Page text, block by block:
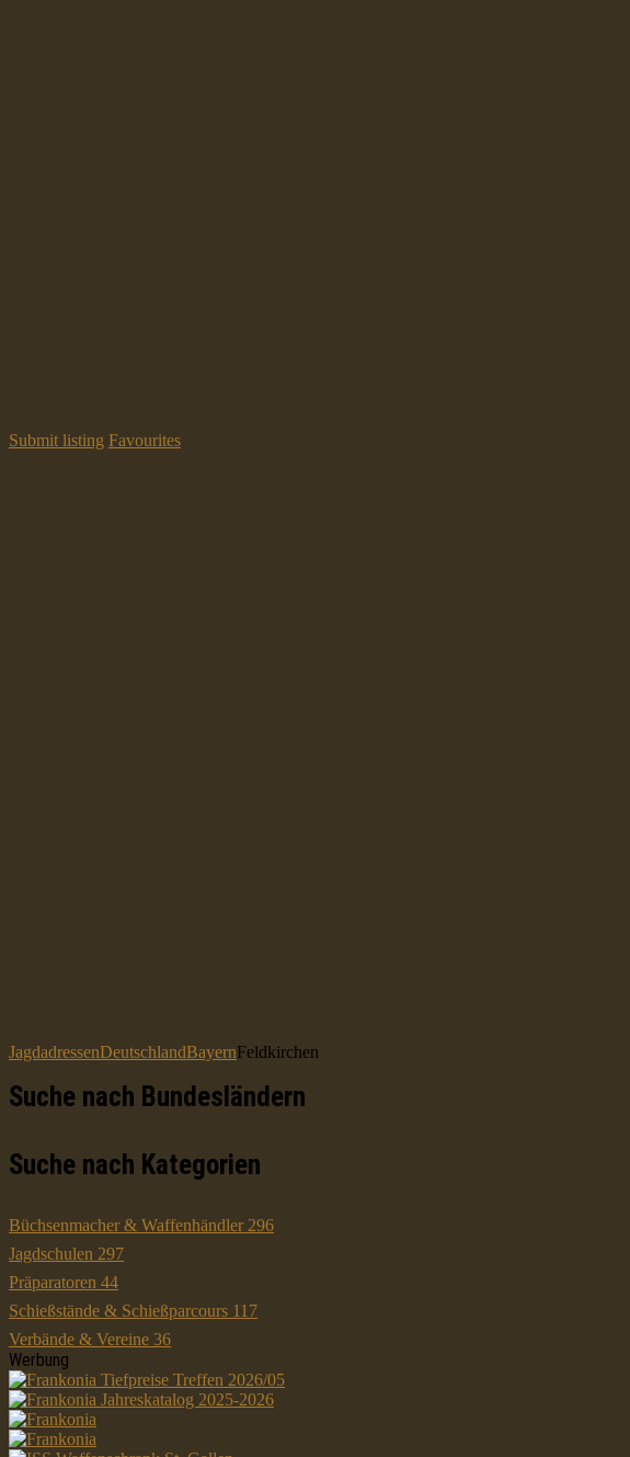
Submit listing Favourites
JagdadressenDeutschlandBayernFeldkirchen
Suche nach Bundesländern
Suche nach Kategorien
Büchsenmacher & Waffenhändler 296
Jagdschulen 297
Präparatoren 44
Schießstände & Schießparcours 117
Verbände & Vereine 36
Werbung